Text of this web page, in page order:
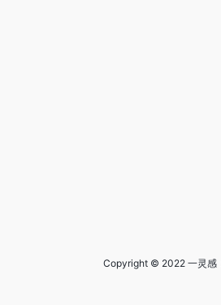
Copyright © 2022 一灵感